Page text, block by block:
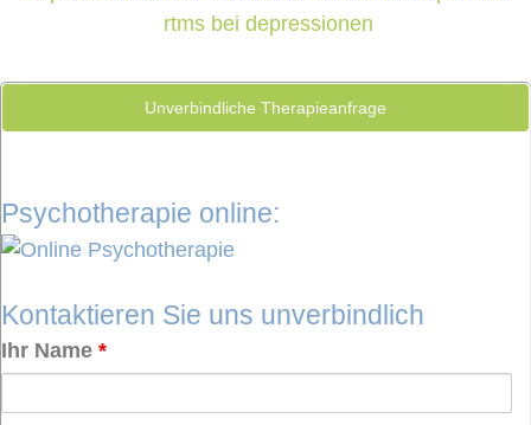
Unverbindliche Therapieanfrage
Psychotherapie online:
Kontaktieren Sie uns unverbindlich
Ihr Name *